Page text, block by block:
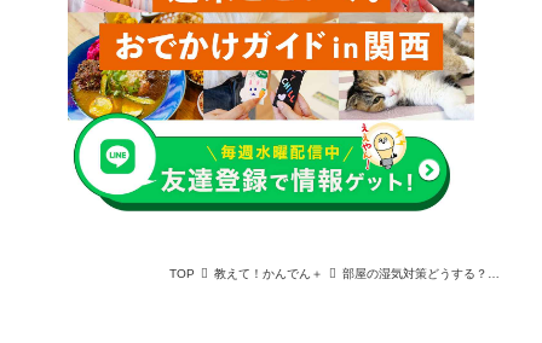
TOP 教えて！かんでん＋